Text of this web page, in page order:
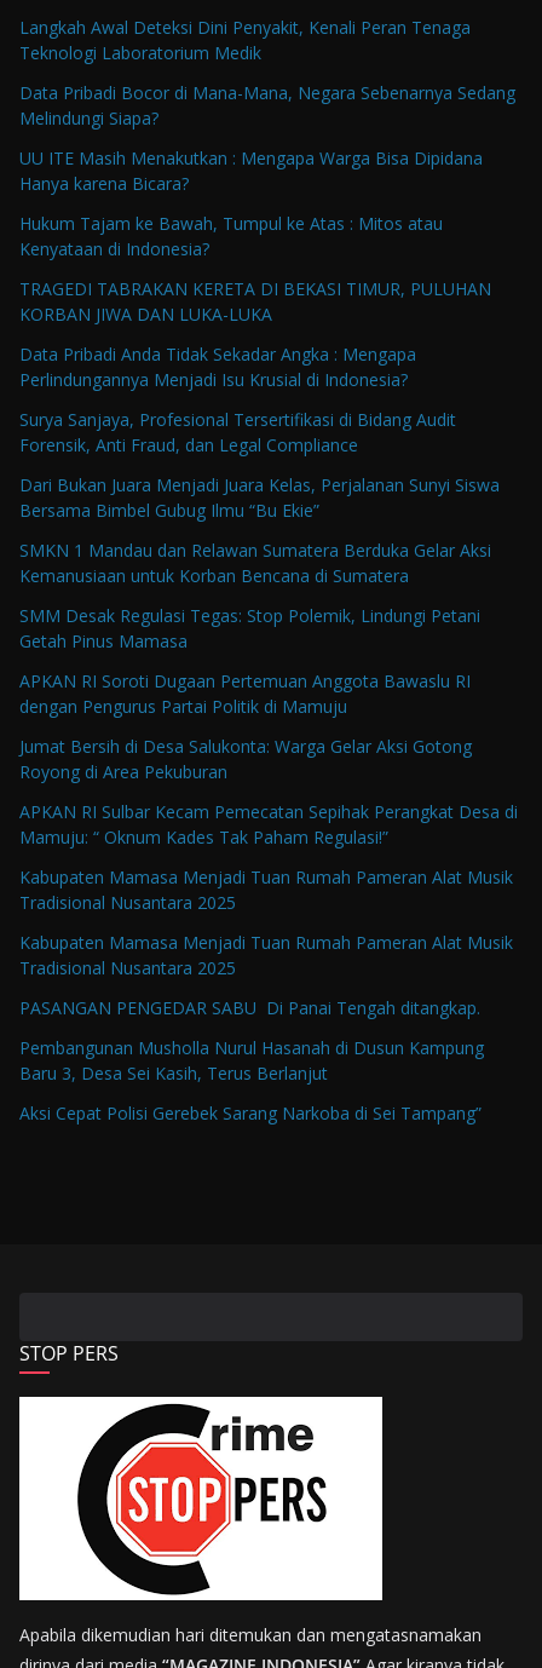
Langkah Awal Deteksi Dini Penyakit, Kenali Peran Tenaga
Teknologi Laboratorium Medik
Data Pribadi Bocor di Mana-Mana, Negara Sebenarnya Sedang
Melindungi Siapa?
UU ITE Masih Menakutkan : Mengapa Warga Bisa Dipidana
Hanya karena Bicara?
Hukum Tajam ke Bawah, Tumpul ke Atas : Mitos atau
Kenyataan di Indonesia?
TRAGEDI TABRAKAN KERETA DI BEKASI TIMUR, PULUHAN
KORBAN JIWA DAN LUKA-LUKA
Data Pribadi Anda Tidak Sekadar Angka : Mengapa
Perlindungannya Menjadi Isu Krusial di Indonesia?
Surya Sanjaya, Profesional Tersertifikasi di Bidang Audit
Forensik, Anti Fraud, dan Legal Compliance
Dari Bukan Juara Menjadi Juara Kelas, Perjalanan Sunyi Siswa
Bersama Bimbel Gubug Ilmu “Bu Ekie”
SMKN 1 Mandau dan Relawan Sumatera Berduka Gelar Aksi
Kemanusiaan untuk Korban Bencana di Sumatera
SMM Desak Regulasi Tegas: Stop Polemik, Lindungi Petani
Getah Pinus Mamasa
APKAN RI Soroti Dugaan Pertemuan Anggota Bawaslu RI
dengan Pengurus Partai Politik di Mamuju
Jumat Bersih di Desa Salukonta: Warga Gelar Aksi Gotong
Royong di Area Pekuburan
APKAN RI Sulbar Kecam Pemecatan Sepihak Perangkat Desa di
Mamuju: “ Oknum Kades Tak Paham Regulasi!”
Kabupaten Mamasa Menjadi Tuan Rumah Pameran Alat Musik
Tradisional Nusantara 2025
Kabupaten Mamasa Menjadi Tuan Rumah Pameran Alat Musik
Tradisional Nusantara 2025
PASANGAN PENGEDAR SABU Di Panai Tengah ditangkap.
Pembangunan Musholla Nurul Hasanah di Dusun Kampung
Baru 3, Desa Sei Kasih, Terus Berlanjut
Aksi Cepat Polisi Gerebek Sarang Narkoba di Sei Tampang”
STOP PERS
Apabila dikemudian hari ditemukan dan mengatasnamakan